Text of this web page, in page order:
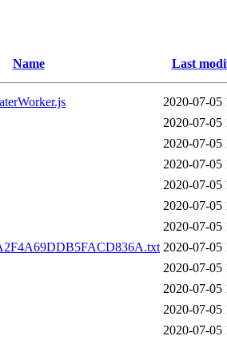
Name Last
2020-07-05
2020-07-05
2020-07-05
2020-07-05
2020-07-05
2020-07-05
2020-07-05
2020-07-05
2020-07-05
2020-07-05
2020-07-05
2020-07-05